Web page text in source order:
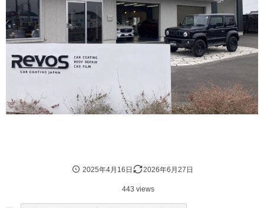
2025年4月16日 2026年6月27日
443 views